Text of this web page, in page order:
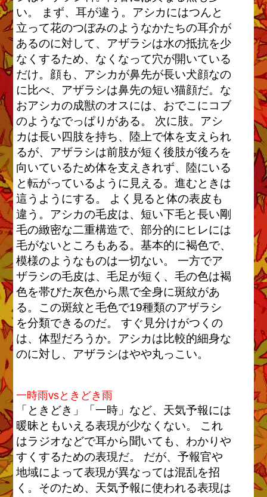
い。 まず、耳が違う。アシカにはつんと
立って花のつぼみのようなかたちの耳介が
あるのに対して、アザラシは水の抵抗を少
なくするため、なくなって穴が開いている
だけ。顔も、アシカが鼻先が長い犬顔なの
に比べ、アザラシは鼻先の短い猫顔だ。な
おアシカの成獣のオスには、おでこにコブ
のようなでっぱりがある。 次に肢。アシ
カは長い四肢を持ち、陸上で体を支えられ
るが、アザラシは前肢が短く後肢が後ろを
向いているため体を支えきれず、陸にいる
と転がっているように見える。進むときは
這うようにする。 よく見ると体の表皮も
違う。アシカの毛皮は、短い下毛と長い剛
毛の緻密な二重構造で、部分的にヒレには
毛がないところもある。基本的に褐色で、
模様のようなものは一切ない。 一方でア
ザラシの毛皮は、毛足が短く、毛の色は褐
色を帯びた灰色から黒で全身に斑紋があ
る。この斑紋と毛色で19種類のアザラシ
を分類できるのだ。 すぐ見分けがつくの
は、体型だろうか。アシカは比較的細身な
のに対し、アザラシはやや丸っこい。
一時雨vsときどき雨
「ときどき」「一時」など、天気予報には
暖昧ともいえる表現が少なくない。 これ
はラジオなどで耳から聞いても、わかりや
すくするための表現だ。 だが、予報官や
地域によって表現が異なっては混乱を招
く。そのため、天気予報に使われる表現は